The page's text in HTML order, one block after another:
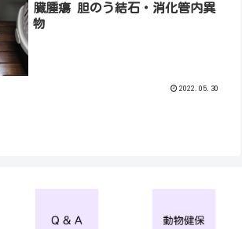
臓腫瘍 胆のう結石・消化管内異
物
2022.05.30